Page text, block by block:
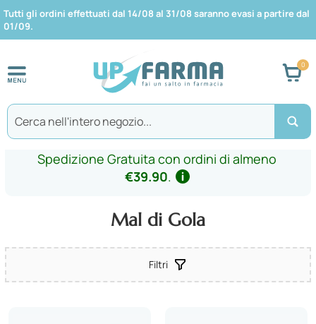
Tutti gli ordini effettuati dal 14/08 al 31/08 saranno evasi a partire dal
01/09.
Spedizione Gratuita con ordini di almeno
€39.90.
Mal di Gola
Filtri